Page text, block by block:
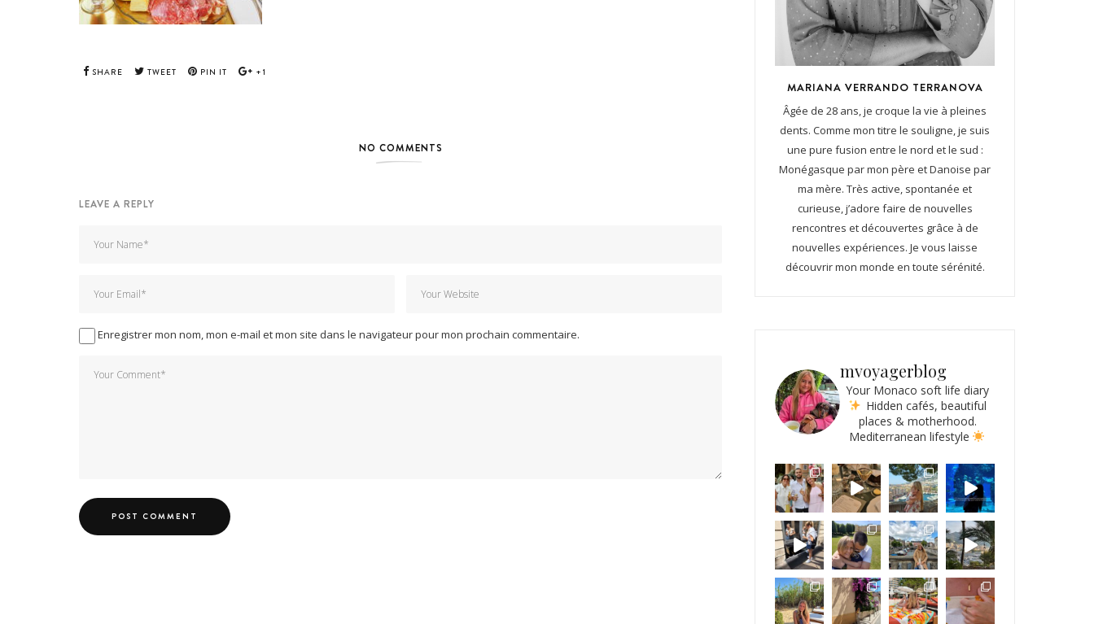
SHARE TWEET PIN IT +1
NO COMMENTS
LEAVE A REPLY
Enregistrer mon nom, mon e-mail et mon site dans le navigateur pour mon prochain commentaire.
MARIANA VERRANDO TERRANOVA
Âgée de 28 ans, je croque la vie à pleines
dents. Comme mon titre le souligne, je suis
une pure fusion entre le nord et le sud :
Monégasque par mon père et Danoise par
ma mère. Très active, spontanée et
curieuse, j’adore faire de nouvelles
rencontres et découvertes grâce à de
nouvelles expériences. Je vous laisse
découvrir mon monde en toute sérénité.
mvoyagerblog
Your Monaco soft life diary
Hidden cafés, beautiful
places & motherhood.
Mediterranean lifestyle